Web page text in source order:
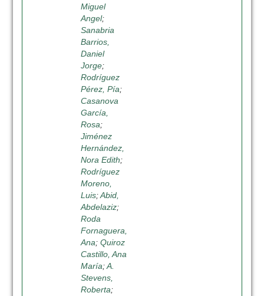
Miguel
Angel;
Sanabria
Barrios,
Daniel
Jorge;
Rodríguez
Pérez, Pía;
Casanova
García,
Rosa;
Jiménez
Hernández,
Nora Edith;
Rodríguez
Moreno,
Luis;Abid,
Abdelaziz;
Roda
Fornaguera,
Ana; Quiroz
Castillo, Ana
María;A.
Stevens,
Roberta;